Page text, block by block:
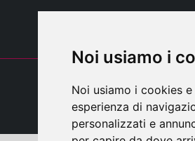
Noi usiamo i
Noi usiamo i cookies
esperienza di
personalizzati e